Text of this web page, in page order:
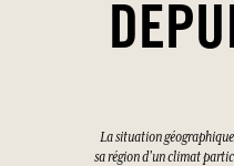
La situation
sa région d'un climat